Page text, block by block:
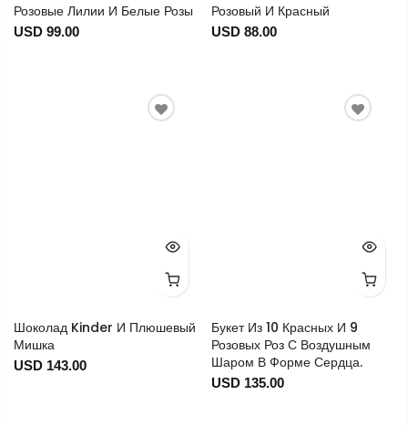
Розовые Лилии И Белые Розы
USD 99.00
Розовый И Красный
USD 88.00
Шоколад Kinder И Плюшевый
Мишка
USD 143.00
Букет Из 10 Красных И 9
Розовых Роз С Воздушным
Шаром В Форме Сердца.
USD 135.00